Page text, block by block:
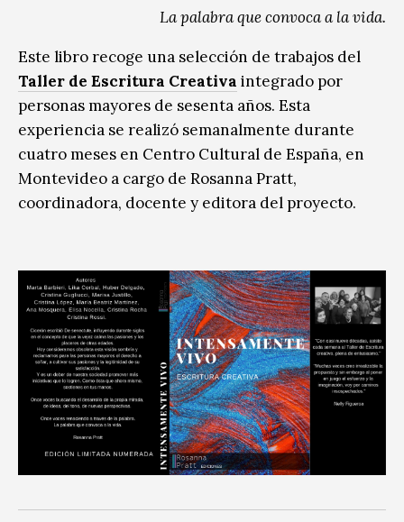
La palabra que convoca a la vida.
Este libro recoge una selección de trabajos del
Taller de Escritura Creativa integrado por
personas mayores de sesenta años. Esta
experiencia se realizó semanalmente durante
cuatro meses en Centro Cultural de España, en
Montevideo a cargo de Rosanna Pratt,
coordinadora, docente y editora del proyecto.